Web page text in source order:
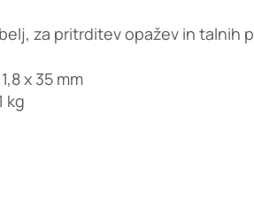
za pritrditev opažev in talnih
x 35 mm
kg